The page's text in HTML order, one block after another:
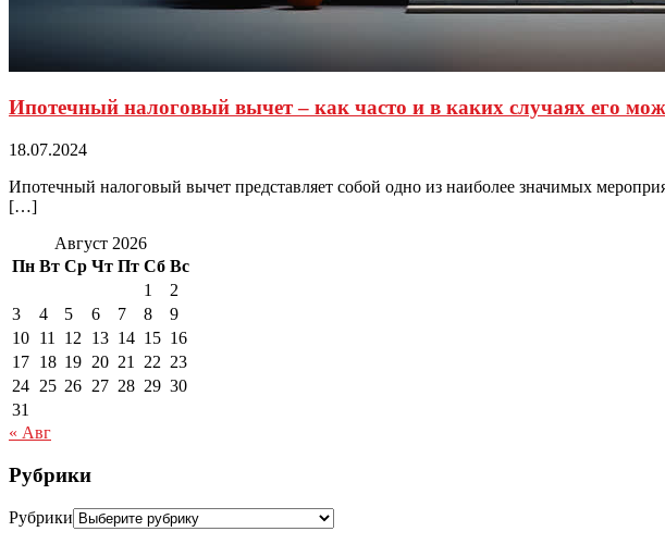
Ипотечный налоговый вычет – как часто и в каких случаях его
18.07.2024
Ипотечный налоговый вычет представляет собой одно из наиболее значимых
[…]
Август 2026
Пн Вт Ср Чт Пт Сб Вс
1
2
3
4 5 6 7 8
9
10 11 12 13 14 15 16
17 18 19 20 21 22 23
24 25 26 27 28 29 30
31
« Авг
Рубрики
Рубрики